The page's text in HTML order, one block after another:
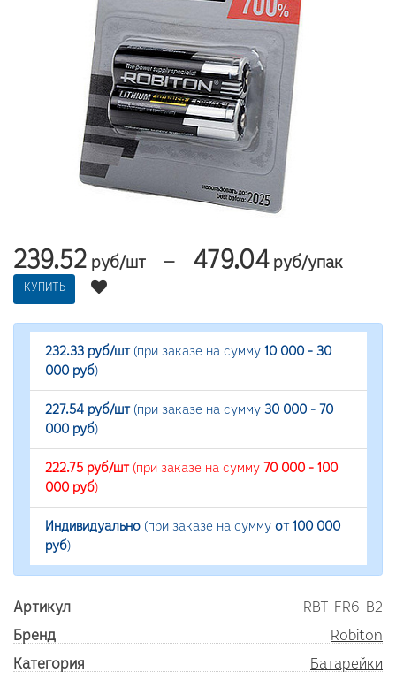
239.52 руб/шт — 479.04руб/упак
КУПИТЬ
232.33 руб/шт(при заказе на сумму 10 000 - 30
000 руб)
227.54 руб/шт(при заказе на сумму 30 000 - 70
000 руб)
222.75 руб/шт(при заказе на сумму 70 000 - 100
000 руб)
Индивидуально (при заказе на сумму от 100 000
руб)
Артикул
RBT-FR6-B2
Бренд
Robiton
Категория
Батарейки